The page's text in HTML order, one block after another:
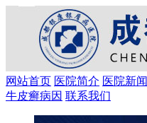
网站首页 医院简介 医院新闻
牛皮癣病因 联系我们